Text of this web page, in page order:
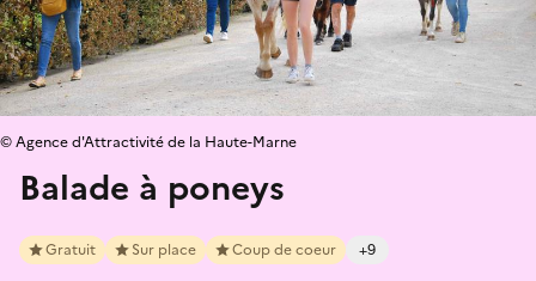
Balade à poneys
Gratuit Sur place Coup de coeur +9
© Agence d'Attractivité de la Haute-Marne